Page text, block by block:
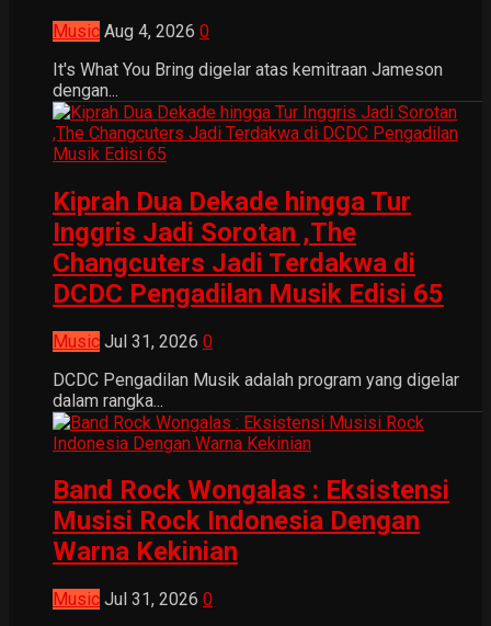
Music Aug 4, 2026 0
It's What You Bring digelar atas kemitraan Jameson
dengan...
Kiprah Dua Dekade hingga Tur
Inggris Jadi Sorotan ,The
Changcuters Jadi Terdakwa di
DCDC Pengadilan Musik Edisi 65
Music Jul 31, 2026 0
DCDC Pengadilan Musik adalah program yang digelar
dalam rangka...
Band Rock Wongalas : Eksistensi
Musisi Rock Indonesia Dengan
Warna Kekinian
Music Jul 31, 2026 0